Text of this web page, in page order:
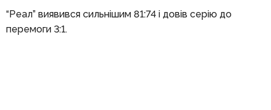
“Реал” виявився сильнішим 81:74 і довів серію до
перемоги 3:1.